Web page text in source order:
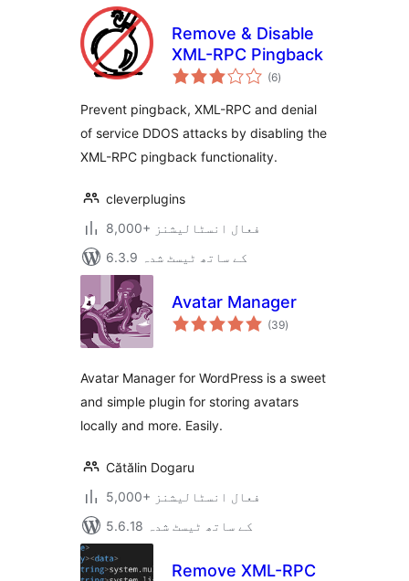
Remove & Disable
XML-RPC Pingback
(6مجموعی
درجہ
)
Prevent pingback, XML-RPC and denial
of service DDOS attacks by disabling the
XML-RPC pingback functionality.
cleverplugins
8,000+ فعال انسٹالیشنز
6.3.9 کے ساتھ ٹیسٹ شدہ
Avatar Manager
(39مجموعی
درجہ
)
Avatar Manager for WordPress is a sweet
and simple plugin for storing avatars
locally and more. Easily.
Cătălin Dogaru
5,000+ فعال انسٹالیشنز
5.6.18 کے ساتھ ٹیسٹ شدہ
Remove XML-RPC